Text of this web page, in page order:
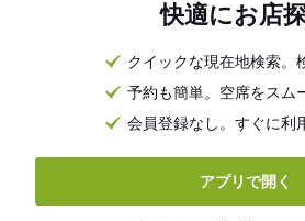
快適にお店
クイックな現在地検索。
予約も簡単。空席をスム
会員登録なし。すぐに利
アプリで開く